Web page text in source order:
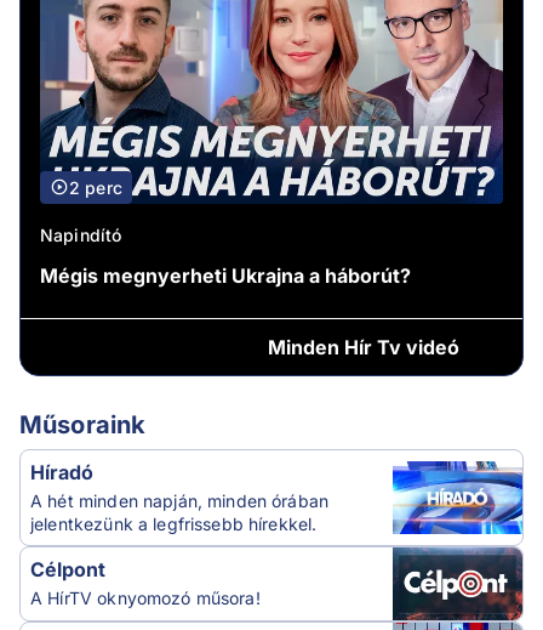
2 perc
Napindító
Mégis megnyerheti Ukrajna a háborút?
Minden Hír Tv videó
Műsoraink
Híradó
A hét minden napján, minden órában
jelentkezünk a legfrissebb hírekkel.
Célpont
A HírTV oknyomozó műsora!